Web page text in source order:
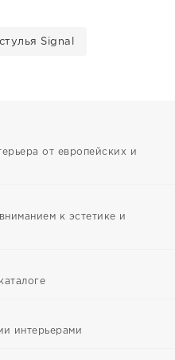
Signal
от европейских и
к эстетике и
интерьерами